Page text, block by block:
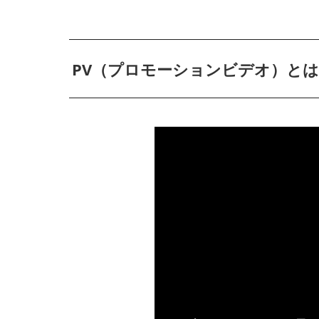
PV（プロモーションビデオ）と